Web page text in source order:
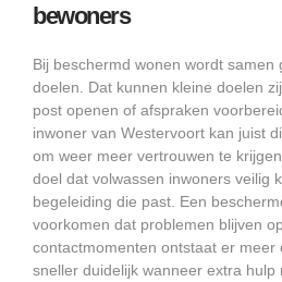
bewoners
Bij beschermd wonen wordt samen
doelen. Dat kunnen kleine doelen
post openen of afspraken
inwoner van Westervoort kan juist
om weer meer vertrouwen te
doel dat volwassen inwoners veilig
begeleiding die past. Een
voorkomen dat problemen blijven
contactmomenten ontstaat er meer
sneller duidelijk wanneer extra hulp